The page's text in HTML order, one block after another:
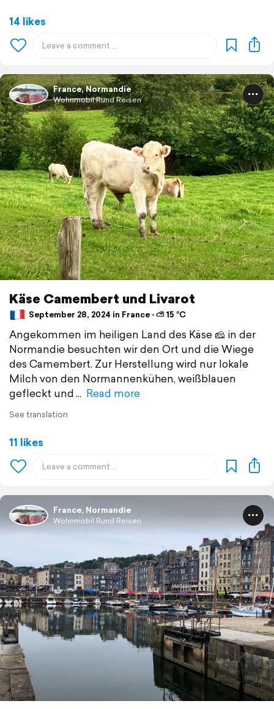
14 likes
France, Normandie
Wohnmobil Rund Reisen
Käse Camembert und Livarot
September 28, 2024 in France ⋅ ⛅ 15 °C
Angekommen im heiligen Land des Käse 🧀 in der
Normandie besuchten wir den Ort und die Wiege
des Camembert. Zur Herstellung wird nur lokale
Milch von den Normannenkühen, weißblauen
gefleckt und
Read more
See translation
11 likes
France, Normandie
Wohnmobil Rund Reisen